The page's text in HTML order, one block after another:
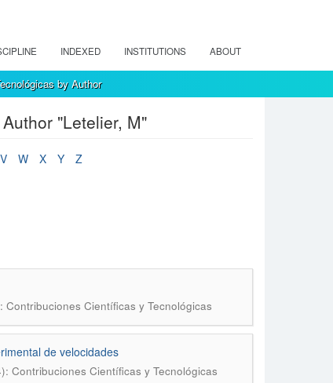
INDEXED INSTITUTIONS ABOUT
by Author
"Letelier, M"
V W X Y
Z
Científicas y Tecnológicas
de velocidades
Contribuciones Científicas y Tecnológicas